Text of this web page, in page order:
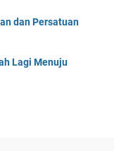
dan Persatuan
Lagi Menuju